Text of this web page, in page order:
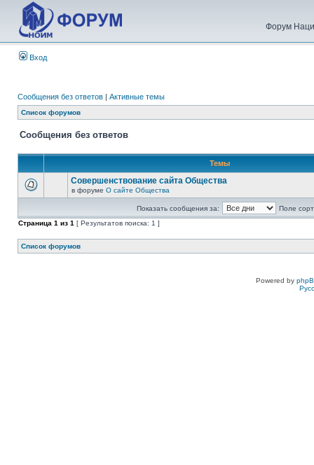
Форум
Вход
Сообщения без ответов | Активные темы
Список форумов
Сообщения без ответов
Темы
Совершенствование сайта Общества
в форуме О сайте Общества
Показать сообщения за:
Поле
Страница 1 из 1 [ Результатов поиска: 1 ]
Список форумов
Powered by